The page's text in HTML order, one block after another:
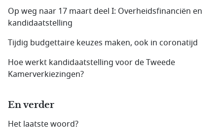
Op weg naar 17 maart deel I: Overheidsfinanciën en
kandidaatstelling
Tijdig budgettaire keuzes maken, ook in coronatijd
Hoe werkt kandidaatstelling voor de Tweede
Kamerverkiezingen?
En verder
Het laatste woord?